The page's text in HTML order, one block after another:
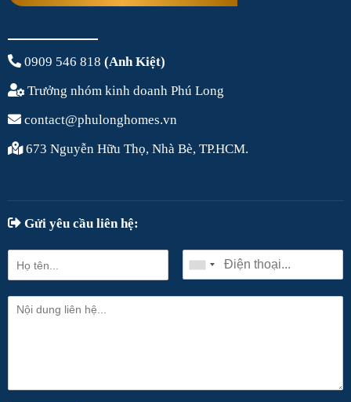
0909 546 818 (Anh Kiệt)
Trưởng nhóm kinh doanh Phú Long
contact@phulonghomes.vn
673 Nguyễn Hữu Thọ, Nhà Bè, TP.HCM.
Gửi yêu cầu liên hệ: